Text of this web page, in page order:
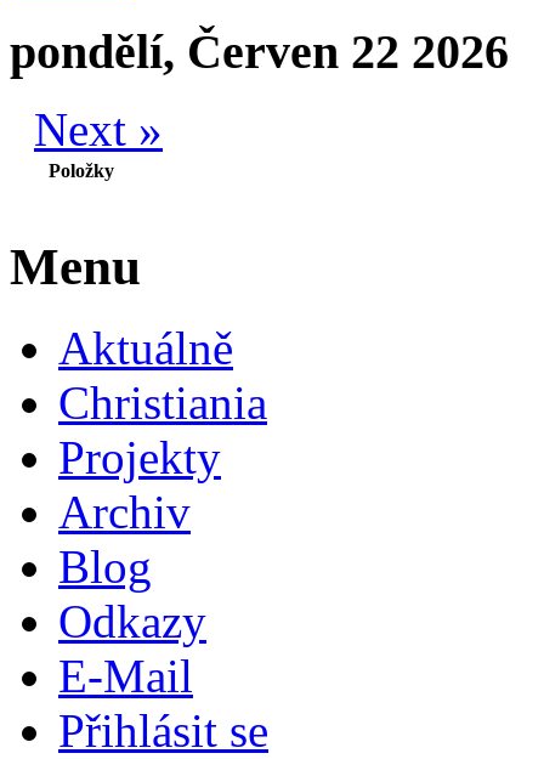
pondělí, Červen 22 2026
Next »
Položky
Menu
Aktuálně
Christiania
Projekty
Archiv
Blog
Odkazy
E-Mail
Přihlásit se